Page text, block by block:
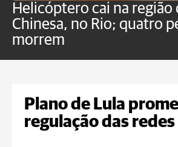
Helicóptero cai na região
Chinesa, no Rio; quatro
morrem
Plano de Lula
regulação das